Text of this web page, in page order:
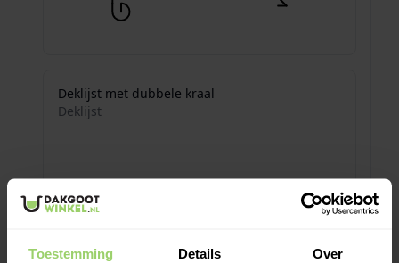
Toestemming Details Over